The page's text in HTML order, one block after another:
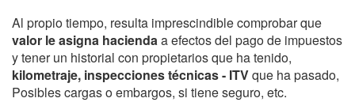
Al propio tiempo, resulta imprescindible comprobar que
valor le asigna haciendaa efectos del pago de impuestos
y tener un historial con propietarios que ha tenido,
kilometraje, inspecciones técnicas - ITVque ha pasado,
Posibles cargas o embargos, si tiene seguro, etc.